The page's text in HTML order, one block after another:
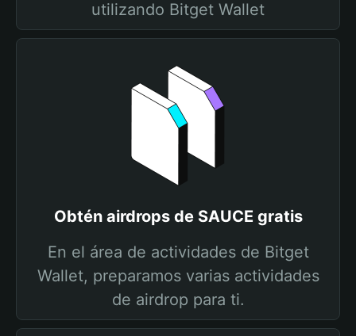
utilizando Bitget Wallet
Obtén airdrops de SAUCE gratis
En el área de actividades de Bitget
Wallet, preparamos varias actividades
de airdrop para ti.